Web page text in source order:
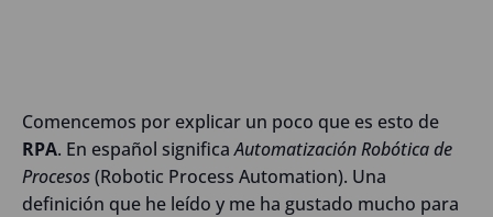
Comencemos por explicar un poco que es esto de
RPA. En español significaAutomatización Robótica de
Procesos(Robotic Process Automation). Una
definición que he leído y me ha gustado mucho para